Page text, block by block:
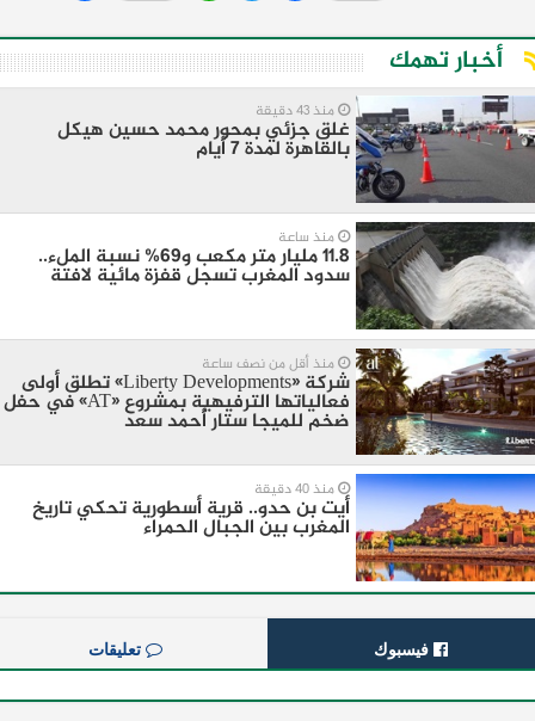
أخبار تهمك
منذ 43 دقيقة
غلق جزئي بمحور محمد حسين هيكل
بالقاهرة لمدة 7 أيام
منذ ساعة
11.8 مليار متر مكعب و69% نسبة الملء..
سدود المغرب تسجل قفزة مائية لافتة
منذ أقل من نصف ساعة
شركة «Liberty Developments» تطلق أولى
فعالياتها الترفيهية بمشروع «AT» في حفل
ضخم للميجا ستار أحمد سعد
منذ 40 دقيقة
أيت بن حدو.. قرية أسطورية تحكي تاريخ
المغرب بين الجبال الحمراء
فيسبوك تعليقات